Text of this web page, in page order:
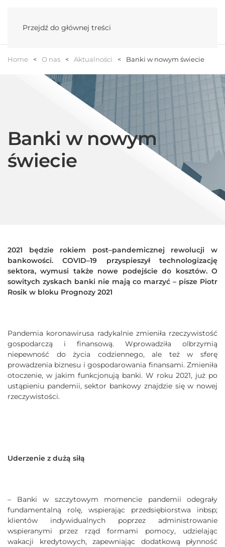
Przejdź do głównej treści
Home O nas Aktualności Banki w nowym świecie
Banki w nowym
świecie
2021 będzie rokiem post–pandemicznej rewolucji w
bankowości. COVID–19 przyspieszył technologizację
sektora, wymusi także nowe podejście do kosztów. O
sowitych zyskach banki nie mają co marzyć – pisze Piotr
Rosik w bloku Prognozy 2021
Pandemia koronawirusa radykalnie zmieniła rzeczywistość
gospodarczą i finansową. Wprowadziła olbrzymią
niepewność do życia codziennego, ale też w sferę
prowadzenia biznesu i gospodarowania finansami. Zmieniła
otoczenie, w jakim funkcjonują banki. W roku 2021, już po
ustąpieniu pandemii, sektor bankowy znajdzie się w nowej
rzeczywistości.
Uderzenie z dużą siłą
– Banki w szczytowym momencie pandemii odegrały
fundamentalną rolę, wspierając przedsiębiorstwa inbsp;
klientów indywidualnych poprzez administrowanie
wspieranymi przez rząd formami pomocy, udzielając
wakacji kredytowych, zapewniając dodatkową płynność